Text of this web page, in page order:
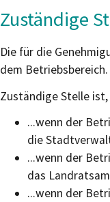
Zuständige
Die für die
dem Betriebsbereich.
Zuständige Stelle ist,
...wenn der
die
...wenn der
das
...wenn der